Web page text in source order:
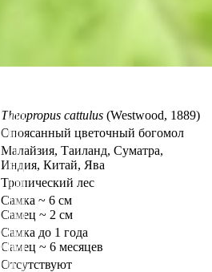
Theopropus cattulus (Westwood, 1889)
Опоясанный цветочный богомол
Малайзия, Таиланд, Суматра,
Индия, Китай, Ява
Тропический лес
Самка ~ 6 см
Самец ~ 2 см
Самка до 1 года
Самец ~ 6 месяцев
Отсутствуют